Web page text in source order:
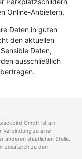
Online-Anbietern.
Daten in guten
den aktuellen
Daten,
ausschließlich
GmbH ist ein
Verbindung zu einer
anderen staatlichen Stelle.
zusätzlich zu den